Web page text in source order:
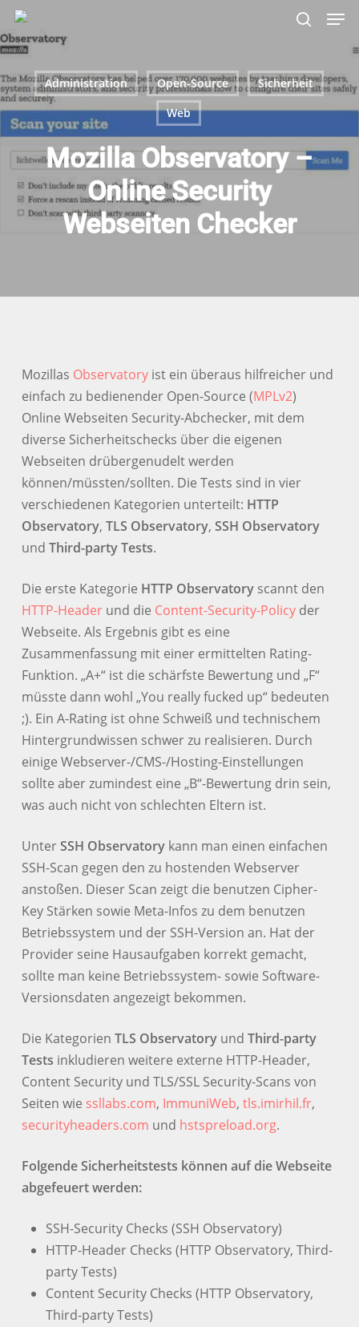
Skip
to
main
contentAdministration Open-Source
Sicherheit
Web
Mozilla Observatory –
Online Security
Webseiten Checker
Mozillas Observatoryist ein überaus hilfreicher und
einfach zu bedienender Open-Source (MPLv2)
Online Webseiten Security-Abchecker, mit dem
diverse Sicherheitschecks über die eigenen
Webseiten drübergenudelt werden
können/müssten/sollten. Die Tests sind in vier
verschiedenen Kategorien unterteilt: HTTP
Observatory, TLS Observatory, SSH Observatory
und Third-party Tests.
Die erste Kategorie HTTP Observatoryscannt den
HTTP-Headerund die Content-Security-Policyder
Webseite. Als Ergebnis gibt es eine
Zusammenfassung mit einer ermittelten Rating-
Funktion. „A+“ ist die schärfste Bewertung und „F“
müsste dann wohl „You really fucked up“ bedeuten
;). Ein A-Rating ist ohne Schweiß und technischem
Hintergrundwissen schwer zu realisieren. Durch
einige Webserver-/CMS-/Hosting-Einstellungen
sollte aber zumindest eine „B“-Bewertung drin sein,
was auch nicht von schlechten Eltern ist.
UnterSSH Observatorykann man einen einfachen
SSH-Scan gegen den zu hostenden Webserver
anstoßen. Dieser Scan zeigt die benutzen Cipher-
Key Stärken sowie Meta-Infos zu dem benutzen
Betriebssystem und der SSH-Version an. Hat der
Provider seine Hausaufgaben korrekt gemacht,
sollte man keine Betriebssystem- sowie Software-
Versionsdaten angezeigt bekommen.
Die Kategorien TLS Observatoryund Third-party
Tests inkludieren weitere externe HTTP-Header,
Content Security und TLS/SSL Security-Scans von
Seiten wie ssllabs.com, ImmuniWeb, tls.imirhil.fr,
securityheaders.com und hstspreload.org.
Folgende Sicherheitstests können auf die Webseite
abgefeuert werden:
SSH-Security Checks (SSH Observatory)
HTTP-Header Checks (HTTP Observatory, Third-
party Tests)
Content Security Checks (HTTP Observatory,
Third-party Tests)
Menu